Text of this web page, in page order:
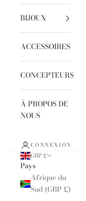
BIJOUX
ACCESSOIRES
CONCEPTEURS
À PROPOS DE
NOUS
CONNEXION
GBP £
Pays
Afrique du
Sud (GBP £)